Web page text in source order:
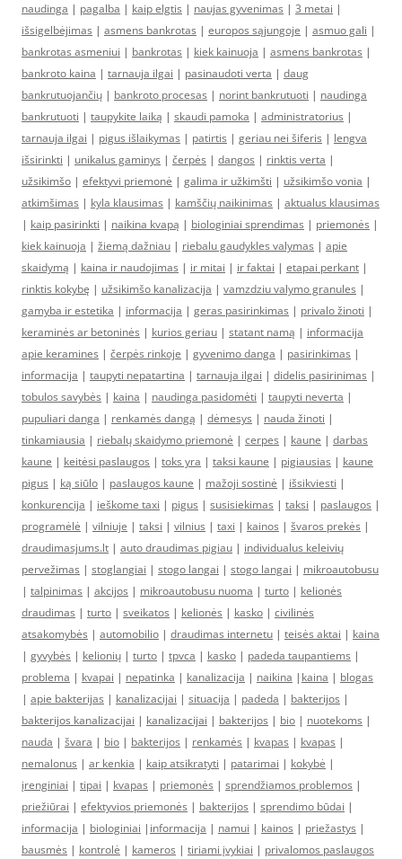
naudinga | pagalba | kaip elgtis | naujas gyvenimas | 3 metai |
išsigelbėjimas | asmens bankrotas | europos sąjungoje | asmuo gali |
bankrotas asmeniui | bankrotas | kiek kainuoja | asmens bankrotas |
bankroto kaina | tarnauja ilgai | pasinaudoti verta | daug
bankrutuojančių | bankroto procesas | norint bankrutuoti | naudinga
bankrutuoti | taupykite laiką | skaudi pamoka | administratorius |
tarnauja ilgai | pigus išlaikymas | patirtis | geriau nei šiferis | lengva
išsirinkti | unikalus gaminys | čerpės | dangos | rinktis verta |
užsikimšo | efektyvi priemonė | galima ir užkimšti | užsikimšo vonia |
atkimšimas | kyla klausimas | kamščių naikinimas | aktualus klausimas
| kaip pasirinkti | naikina kvapą | biologiniai sprendimas | priemonės |
kiek kainuoja | žiemą dažniau | riebalu gaudykles valymas | apie
skaidymą | kaina ir naudojimas | ir mitai | ir faktai | etapai perkant |
rinktis kokybę | užsikimšo kanalizacija | vamzdziu valymo granules |
gamyba ir estetika | informacija | geras pasirinkimas | privalo žinoti |
keraminės ar betoninės | kurios geriau | statant namą | informacija
apie keramines | čerpės rinkoje | gyvenimo danga | pasirinkimas |
informacija | taupyti nepatartina | tarnauja ilgai | didelis pasirinimas |
tobulos savybės | kaina | naudinga pasidomėti | taupyti neverta |
pupuliari danga | renkamės dangą | dėmesys | nauda žinoti |
tinkamiausia | riebalų skaidymo priemonė | cerpes | kaune | darbas
kaune | keitėsi paslaugos | toks yra | taksi kaune | pigiausias | kaune
pigus | ką siūlo | paslaugos kaune | mažoji sostinė | išsikviesti |
konkurencija | ieškome taxi | pigus | susisiekimas | taksi | paslaugos |
programėlė | vilniuje | taksi | vilnius | taxi | kainos | švaros prekės |
draudimasjums.lt | auto draudimas pigiau | individualus keleivių
pervežimas | stoglangiai | stogo langai | stogo langai | mikroautobusu
| talpinimas | akcijos | mikroautobusu nuoma | turto | kelionės
draudimas | turto | sveikatos | kelionės | kasko | civilinės
atsakomybės | automobilio | draudimas internetu | teisės aktai | kaina
| gyvybės | kelionių | turto | tpvca | kasko | padeda taupantiems |
problema | kvapai | nepatinka | kanalizacija | naikina | kaina | blogas
| apie bakterijas | kanalizacijai | situacija | padeda | bakterijos |
bakterijos kanalizacijai | kanalizacijai | bakterijos | bio | nuotekoms |
nauda | švara | bio | bakterijos | renkamės | kvapas | kvapas |
nemalonus | ar kenkia | kaip atsikratyti | patarimai | kokybė |
įrenginiai | tipai | kvapas | priemonės | sprendžiamos problemos |
priežiūrai | efektyvios priemonės | bakterijos | sprendimo būdai |
informacija | biologiniai | informacija | namui | kainos | priežastys |
bausmės | kontrolė | kameros | tiriami įvykiai | privalomos paslaugos